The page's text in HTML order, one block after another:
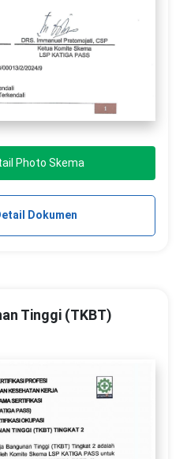
Photo Skema
Dokumen
Tinggi (TKBT)